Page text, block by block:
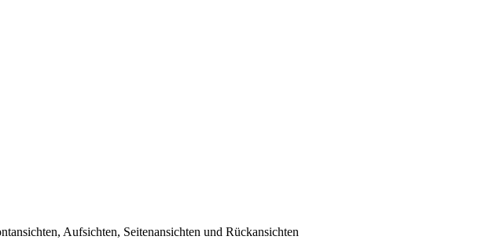
Aufsichten, Seitenansichten und Rückansichten